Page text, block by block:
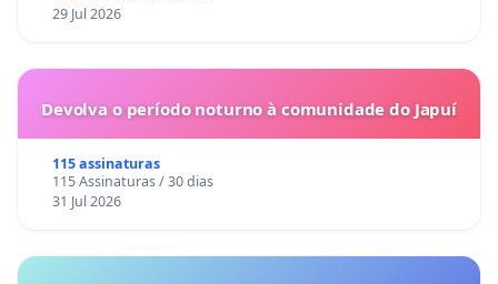
29 Jul 2026
Devolva o período noturno à comunidade do Japuí
115 assinaturas
115 Assinaturas / 30 dias
31 Jul 2026